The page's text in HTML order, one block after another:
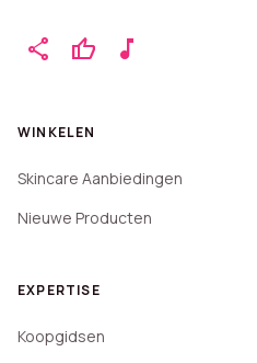
share thumb_up music_note
WINKELEN
Skincare Aanbiedingen
Nieuwe Producten
EXPERTISE
Koopgidsen